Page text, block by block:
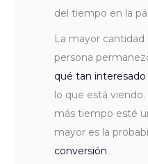
del tiempo en la
La mayor
persona
qué tan
lo que está
más tiempo esté
mayor es la
conversión.